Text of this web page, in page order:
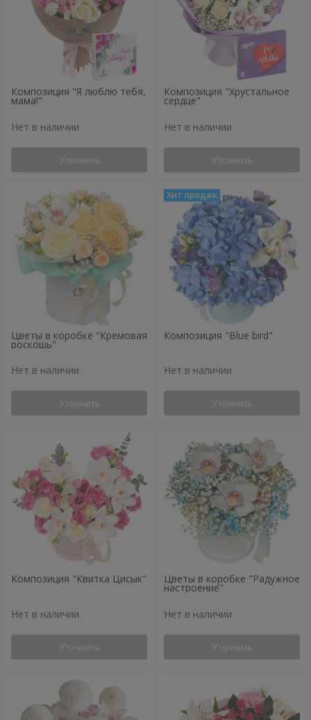
Композиция "Я люблю тебя,
мама!"
Нет в наличии
Уточнить
Композиция "Хрустальное
сердце"
Нет в наличии
Уточнить
Цветы в коробке "Кремовая
роскошь"
Нет в наличии
Уточнить
Композиция "Blue bird"
Нет в наличии
Уточнить
Композиция "Квитка Цисык"
Нет в наличии
Уточнить
Цветы в коробке "Радужное
настроение"
Нет в наличии
Уточнить